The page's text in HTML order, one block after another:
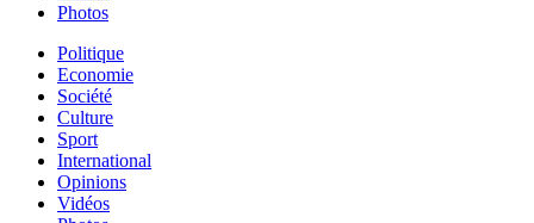
Photos
Politique
Economie
Société
Culture
Sport
International
Opinions
Vidéos